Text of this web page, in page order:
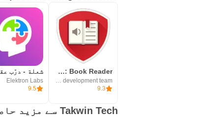
مزايا التطبيق:
&بیل؛ دورة منهجية متكاملة من 30
&بیل؛ تمارين وتدريبات
eReader Prestigio: Book Reader
Prestigio development team
9.3
Elektron Labs
9.5
Takwin Tech سے مزید حاصل کریں